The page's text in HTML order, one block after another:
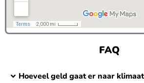
FAQ
Hoeveel geld gaat er naar